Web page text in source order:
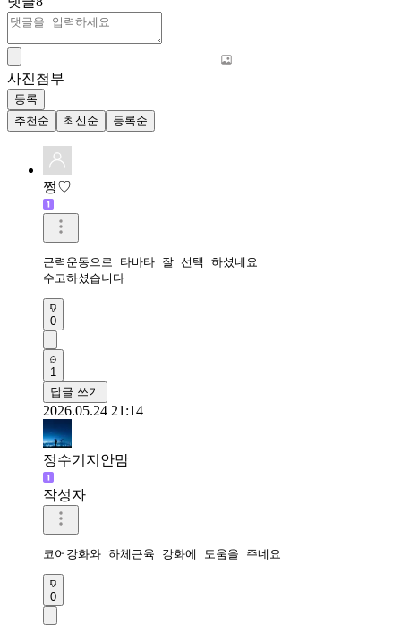
사진첨부
등록
추천순
최신순 등록순
쩡♡
근력운동으로 타바타 잘 선택 하셨네요
수고하셨습니다
0
1
답글 쓰기
2026.05.24 21:14
정수기지안맘
작성자
코어강화와 하체근육 강화에 도움을 주네요
0